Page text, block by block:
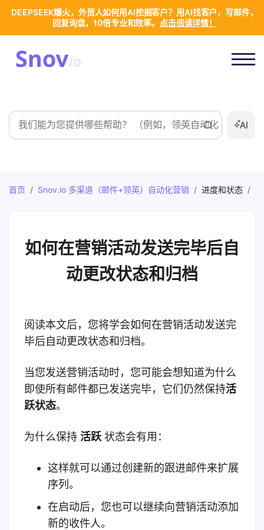
搜
索
首页 / Snov.io 多渠道（邮件+领英）自动化营销 / 进度和状态 /
如何在营销活动发送完毕后自
动更改状态和归档
阅读本文后，您将学会如何在营销活动发送完
毕后自动更改状态和归档。
当您发送营销活动时，您可能会想知道为什么
即使所有邮件都已发送完毕，它们仍然保持活
跃状态。
为什么保持 活跃 状态会有用：
这样就可以通过创建新的跟进邮件来扩展
序列。
在启动后，您也可以继续向营销活动添加
新的收件人。
DEEPSEEK爆火，外贸人如何用AI挖掘客户？用AI找客户，写邮件，
回复询盘，10倍专业和效率。 点击阅读详情！